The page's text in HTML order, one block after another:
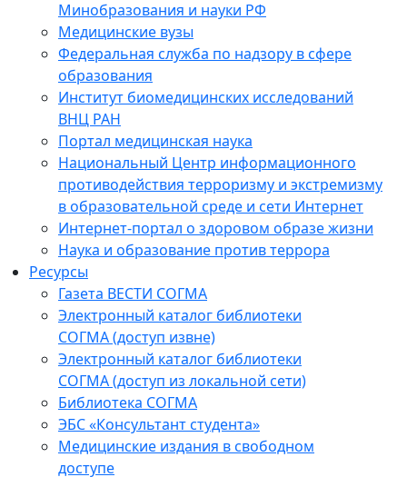
Минобразования и науки РФ
Медицинские вузы
Федеральная служба по надзору в сфере
образования
Институт биомедицинских исследований
ВНЦ РАН
Портал медицинская наука
Национальный Центр информационного
противодействия терроризму и экстремизму
в образовательной среде и сети Интернет
Интернет-портал о здоровом образе жизни
Наука и образование против террора
Ресурсы
Газета ВЕСТИ СОГМА
Электронный каталог библиотеки
СОГМА (доступ извне)
Электронный каталог библиотеки
СОГМА (доступ из локальной сети)
Библиотека СОГМА
ЭБС «Консультант студента»
Медицинские издания в свободном
доступе